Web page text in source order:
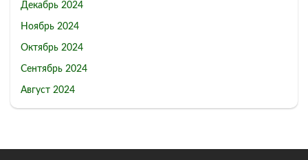
Декабрь 2024
Ноябрь 2024
Октябрь 2024
Сентябрь 2024
Август 2024